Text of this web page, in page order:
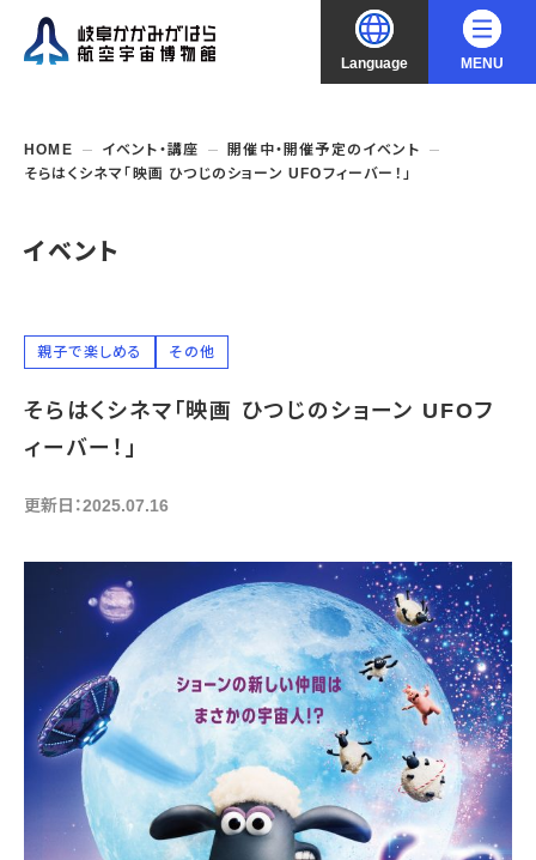
Language
中文（简化字）
中文（繁體字）
한국어
MENU
年間パスポート
フロアガイド
バリアフリー・音声ガイド
企画展
開催中・開催予定の企画展
航空エリア
その他の展示
シアタールーム上映
操縦シミュレーション体験
おすすめコース
イベント・講座
開催中・開催予定のイベント
教室・講座・講演
予約申し込み
これまでのイベント
博物館としての取組み
資料の収集・受贈
資料の貸出
地域との連携
レンタルそらはく
空宙博ボランティア
博物館実習
団体利用
一般団体
子ども会・スポーツ少年団等
学校団体
学校・教育関係
学校・教育関係の方へ
遠足・社会見学
教育プログラム
オンライン学習
アウトリーチ
展示・イベントカレンダー
イベント予約申し込み
チャレンジそらはく
スタッフコラム お知らせ
お問い合わせ
HOME イベント・講座
開催中・開催予定のイベント
そらはくシネマ「映画 ひつじのショーン UFOフィーバー！」
イベント
親子で楽しめる その他
そらはくシネマ「映画 ひつじのショーン UFOフ
ィーバー！」
更新日：2025.07.16